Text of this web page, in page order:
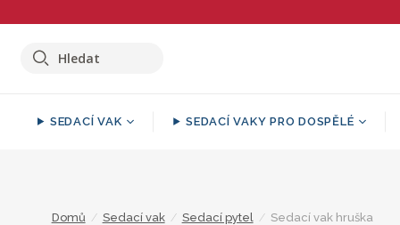
Hledat
SEDACÍ VAK
Sedací pytel
SEDACÍ VAKY PRO DOSPĚLÉ
Polštář Venkovní
Malá podnožka
Přehoz na pohovku
Domů / Sedací vak / Sedací pytel / Sedací vak hruška